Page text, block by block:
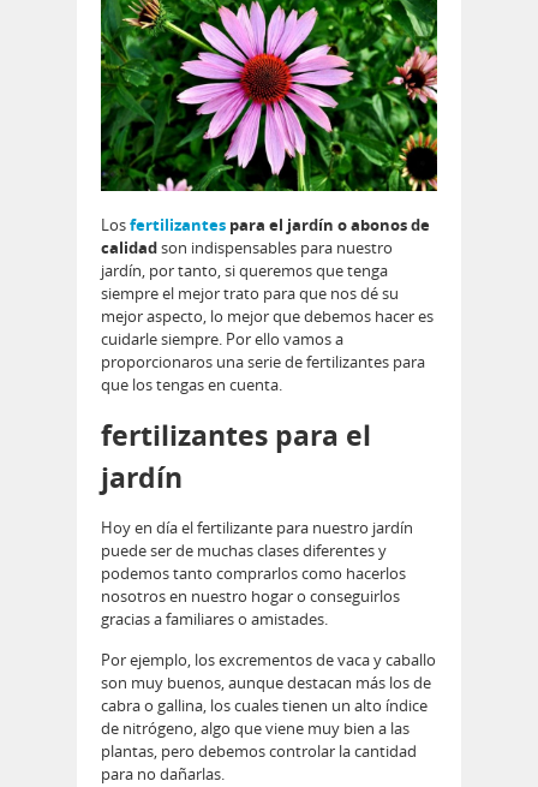
Losfertilizantes para el jardín o abonos de
calidadson indispensables para nuestro
jardín, por tanto, si queremos que tenga
siempre el mejor trato para que nos dé su
mejor aspecto, lo mejor que debemos hacer es
cuidarle siempre. Por ello vamos a
proporcionaros una serie de fertilizantes para
que los tengas en cuenta.
fertilizantes para el
jardín
Hoy en día el fertilizante para nuestro jardín
puede ser de muchas clases diferentes y
podemos tanto comprarlos como hacerlos
nosotros en nuestro hogar o conseguirlos
gracias a familiares o amistades.
Por ejemplo, los excrementos de vaca y caballo
son muy buenos, aunque destacan más los de
cabra o gallina, los cuales tienen un alto índice
de nitrógeno, algo que viene muy bien a las
plantas, pero debemos controlar la cantidad
para no dañarlas.